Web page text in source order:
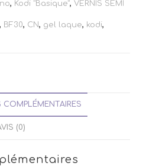
, Kodi "Basique",VERNIS SEMI
, BF30, CN, gel laque, kodi,
COMPLÉMENTAIRES
(0)